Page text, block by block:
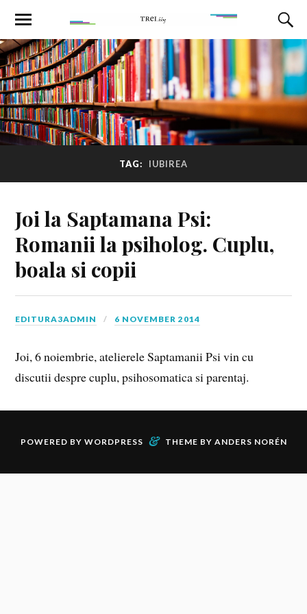
TAG: IUBIREA
Joi la Saptamana Psi:
Romanii la psiholog. Cuplu,
boala si copii
EDITURA3ADMIN 6 NOVEMBER 2014
Joi, 6 noiembrie, atelierele Saptamanii Psi vin cu
discutii despre cuplu, psihosomatica si parentaj.
POWERED BY WORDPRESS & THEME BY ANDERS NORÉN